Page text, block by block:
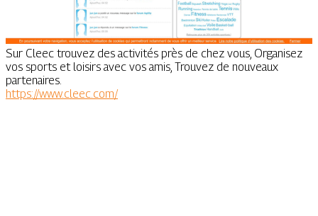
Sur Cleec trouvez des activités près de chez vous, Organisez
vos sports et loisirs avec vos amis, Trouvez de nouveaux
partenaires.
https://www.cleec.com/